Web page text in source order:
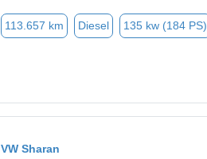
113.657 km Diesel 135 kw (184 PS)
VW Sharan